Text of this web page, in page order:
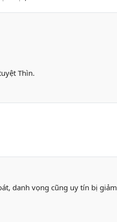
Thìn.
danh vọng cũng uy tín bị giảm